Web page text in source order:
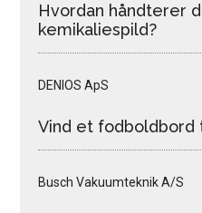
Hvordan håndterer
kemikaliespild?
DENIOS ApS
Vind et fodboldbord
Busch Vakuumteknik A/S